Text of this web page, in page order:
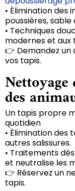
• Élimination des
poussières,
• Techniques
modernes et aux
👉 Demandez
vos tapis.
Nettoyage
des
Un tapis propre
quotidien
• Élimination des
autres salissures.
• Traitements
et neutralise les
👉 Réservez un
tapis.